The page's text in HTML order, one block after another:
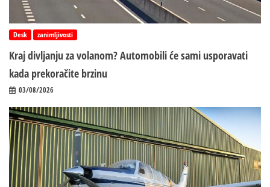
Desk zanimljivosti
Kraj divljanju za volanom? Automobili će sami usporavati
kada prekoračite brzinu
03/08/2026